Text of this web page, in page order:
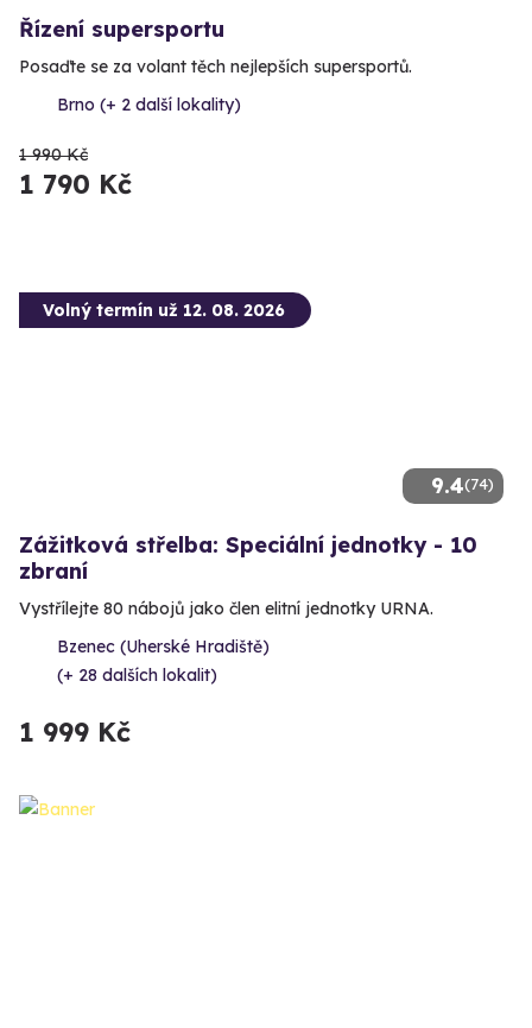
Řízení supersportu
Posaďte se za volant těch nejlepších supersportů.
Brno (+ 2 další lokality)
1 990 Kč
1 790 Kč
9.4(74)
Volný termín už 12. 08. 2026
Zážitková střelba: Speciální jednotky - 10
zbraní
Vystřílejte 80 nábojů jako člen elitní jednotky URNA.
Bzenec (Uherské Hradiště)
(+ 28 dalších lokalit)
1 999 Kč